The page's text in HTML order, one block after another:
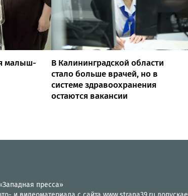
малыш-
В Калининградской области
стало больше врачей, но в
системе здравоохранения
остаются вакансии
пресса»